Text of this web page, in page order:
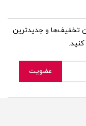
تخفیف‌ها و جدیدترین
کنید.